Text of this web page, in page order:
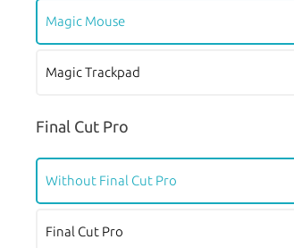
Magic Mouse
Magic Trackpad
Final Cut Pro
Without Final Cut Pro
Final Cut Pro